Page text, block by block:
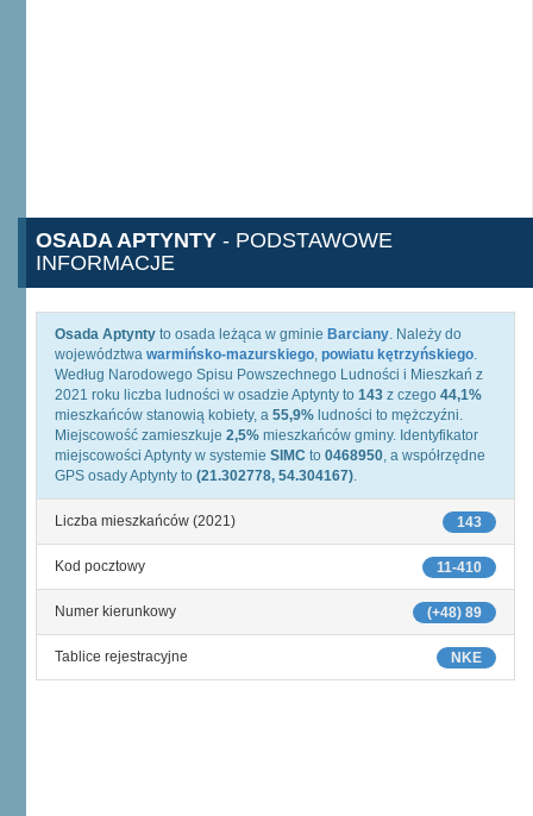
OSADA APTYNTY - PODSTAWOWE
INFORMACJE
Osada Aptynty to osada leżąca w gminie Barciany. Należy do
województwa warmińsko-mazurskiego, powiatu kętrzyńskiego.
Według Narodowego Spisu Powszechnego Ludności i Mieszkań z
2021 roku liczba ludności w osadzie Aptynty to 143 z czego 44,1%
mieszkańców stanowią kobiety, a 55,9% ludności to mężczyźni.
Miejscowość zamieszkuje 2,5% mieszkańców gminy. Identyfikator
miejscowości Aptynty w systemie SIMC to 0468950, a współrzędne
GPS osady Aptynty to (21.302778, 54.304167).
143
Liczba mieszkańców (2021)
11-410
Kod pocztowy
(+48) 89
Numer kierunkowy
NKE
Tablice rejestracyjne